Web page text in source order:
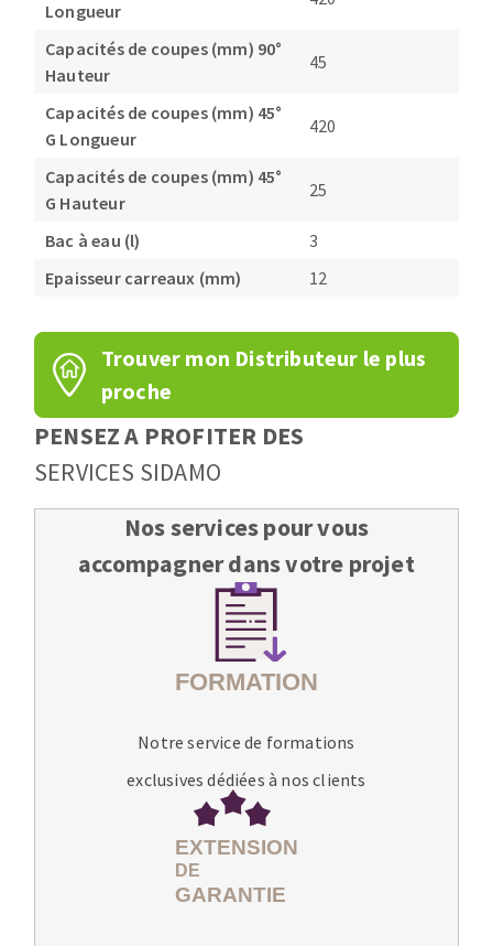
Longueur
Capacités de coupes (mm) 90°
Hauteur
45
Capacités de coupes (mm) 45°
G Longueur
420
Capacités de coupes (mm) 45°
G Hauteur
25
Bac à eau (l)
3
Epaisseur carreaux (mm)
12
Trouver mon Distributeur le plus
proche
PENSEZ A PROFITER DES
SERVICES SIDAMO
Nos services pour vous
accompagner dans votre projet
Notre service de formations
exclusives dédiées à nos clients